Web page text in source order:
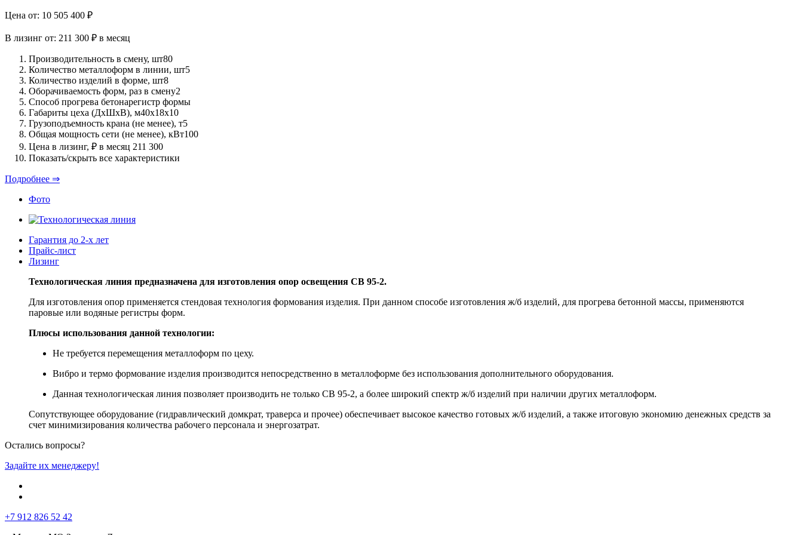
Цена от: 10 505 400 ₽
В лизинг от: 211 300 ₽ в месяц
Производительность в смену, шт80
Количество металлоформ в линии, шт5
Количество изделий в форме, шт8
Оборачиваемость форм, раз в смену2
Способ прогрева бетонарегистр формы
Габариты цеха (ДхШхВ), м40х18х10
Грузоподъемность крана (не менее), т5
Общая мощность сети (не менее), кВт100
Цена в лизинг, ₽ в месяц 211 300
Показать/скрыть все характеристики
Подробнее ⇒
Фото
Гарантия до 2-х лет
Прайс-лист
Лизинг
Технологическая линия предназначена для изготовления опор освещения СВ 95-2.
Для изготовления опор применяется стендовая технология формования изделия. При данном способе изготовления ж/б изделий, для прогрева бетонной массы, применяются
паровые или водяные регистры форм.
Плюсы использования данной технологии:
Не требуется перемещения металлоформ по цеху.
Вибро и термо формование изделия производится непосредственно в металлоформе без использования дополнительного оборудования.
Данная технологическая линия позволяет производить не только СВ 95-2, а более широкий спектр ж/б изделий при наличии других металлоформ.
Сопутствующее оборудование (гидравлический домкрат, траверса и прочее) обеспечивает высокое качество готовых ж/б изделий, а также итоговую экономию денежных средств за
счет минимизирования количества рабочего персонала и энергозатрат.
Остались вопросы?
Задайте их менеджеру!
+7 912 826 52 42